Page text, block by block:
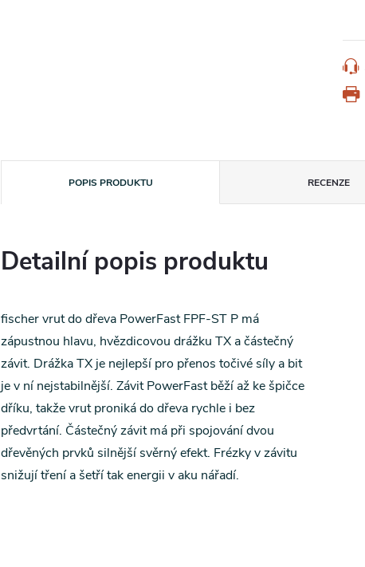
POPIS PRODUKTU RECENZE
Detailní popis produktu
fischer vrut do dřeva PowerFast FPF-ST P má
zápustnou hlavu, hvězdicovou drážku TX a částečný
závit. Drážka TX je nejlepší pro přenos točivé síly a bit
je v ní nejstabilnější. Závit PowerFast běží až ke špičce
dříku, takže vrut proniká do dřeva rychle i bez
předvrtání. Částečný závit má při spojování dvou
dřevěných prvků silnější svěrný efekt. Frézky v závitu
snižují tření a šetří tak energii v aku nářadí.